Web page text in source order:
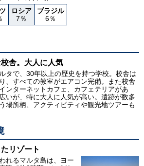
ロシア
7％
ブラジル
6％
舎。大人に人気
タで、30年以上の歴史を持つ学校。校舎は
、すべての教室がエアコン完備。また校舎
ンターネットカフェ、カフェテリアがあ
いが、特に大人に人気が高い。遺跡が数多
場所柄、アクティビティや観光地ツアーも
リゾート
れるマルタ島は、ヨー